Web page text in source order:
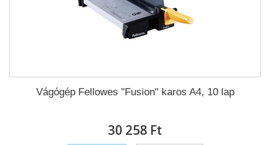
Vágógép Fellowes "Fusion" karos A4, 10 lap
30 258 Ft‎